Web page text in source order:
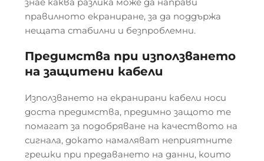
знае каква разлика може да направи
правилното екраниране, за да поддържа
нещата стабилни и безпроблемни.
Предимства при използването
на защитени кабели
Използването на екранирани кабели носи
доста предимства, предимно защото те
помагат за подобряване на качеството на
сигнала, докато намаляват неприятните
грешки при предаването на данни, които